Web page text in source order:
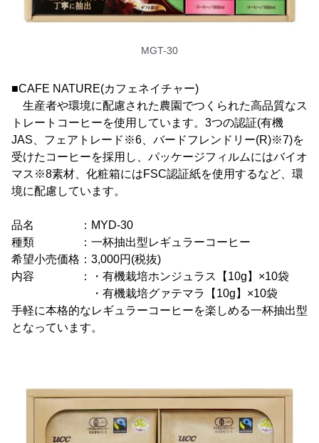
MGT-30
■CAFE NATURE(カフェネイチャー)
生産者や環境に配慮された農園でつくられた高品質なス
トレートコーヒーを使用しています。3つの認証(有機
JAS、フェアトレード※6、バードフレンドリー(R)※7)を
受けたコーヒーを採用し、パッケージフィルムにはバイオ
マス※8素材、化粧箱にはFSC認証紙を使用するなど、環
境に配慮しています。
品名 ：MYD-30
種類 ：一杯抽出型レギュラーコーヒー
希望小売価格：3,000円(税抜)
内容 ：・有機栽培ホンジュラス【10g】×10袋
・有機栽培グァテマラ【10g】×10袋
手軽に本格的なレギュラーコーヒーを楽しめる一杯抽出型
となっています。